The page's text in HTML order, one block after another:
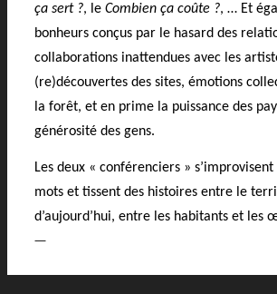
ça sert ?, le Combien ça coûte ?, … Et
bonheurs conçus par le hasard des
collaborations inattendues avec les
(re)découvertes des sites, émotions
la forêt, et en prime la puissance des
générosité des gens.
Les deux « conférenciers » s’improvisent
mots et tissent des histoires entre le
d’aujourd’hui, entre les habitants et les
—